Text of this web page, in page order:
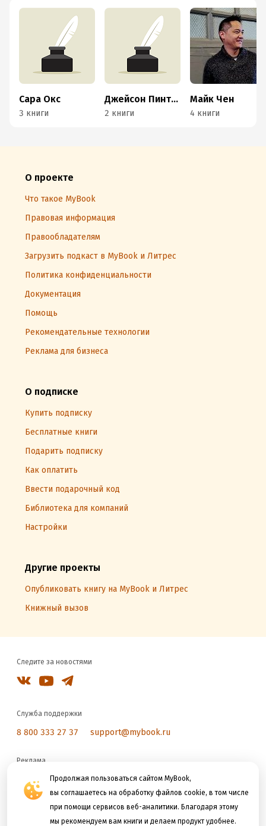
Продолжая пользоваться сайтом MyBook,
вы соглашаетесь на обработку файлов cookie, в том числе
при помощи сервисов веб-аналитики. Благодаря этому
мы рекомендуем вам книги и делаем продукт удобнее.
Сара Окс
3 книги
Джейсон Пинтер
2 книги
Майк Чен
4 книги
О проекте
Что такое MyBook
Правовая информация
Правообладателям
Загрузить подкаст в MyBook и Литрес
Политика конфиденциальности
Документация
Помощь
Рекомендательные технологии
Реклама для бизнеса
О подписке
Купить подписку
Бесплатные книги
Подарить подписку
Как оплатить
Ввести подарочный код
Библиотека для компаний
Настройки
Другие проекты
Опубликовать книгу на MyBook и Литрес
Книжный вызов
Следите за новостями
Служба поддержки
8 800 333 27 37 support@mybook.ru
Реклама
reklama@litres.ru
Мы принимаем к оплате